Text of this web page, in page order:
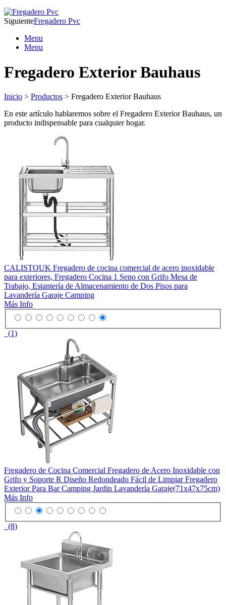
SiguienteFregadero Pvc
Menu
Menu
Fregadero Exterior Bauhaus
Inicio > Productos > Fregadero Exterior Bauhaus
En este artículo hablaremos sobre el Fregadero Exterior Bauhaus, un
producto indispensable para cualquier hogar.
CALISTOUK Fregadero de cocina comercial de acero inoxidable
para exteriores, Fregadero Cocina 1 Seno con Grifo Mesa de
Trabajo, Estantería de Almacenamiento de Dos Pisos para
Lavandería Garaje Camping
Más Info
(1)
Fregadero de Cocina Comercial Fregadero de Acero Inoxidable con
Grifo y Soporte R Diseño Redondeado Fácil de Limpiar Fregadero
Exterior Para Bar Camping Jardin Lavandería Garaje(71x47x75cm)
Más Info
(8)